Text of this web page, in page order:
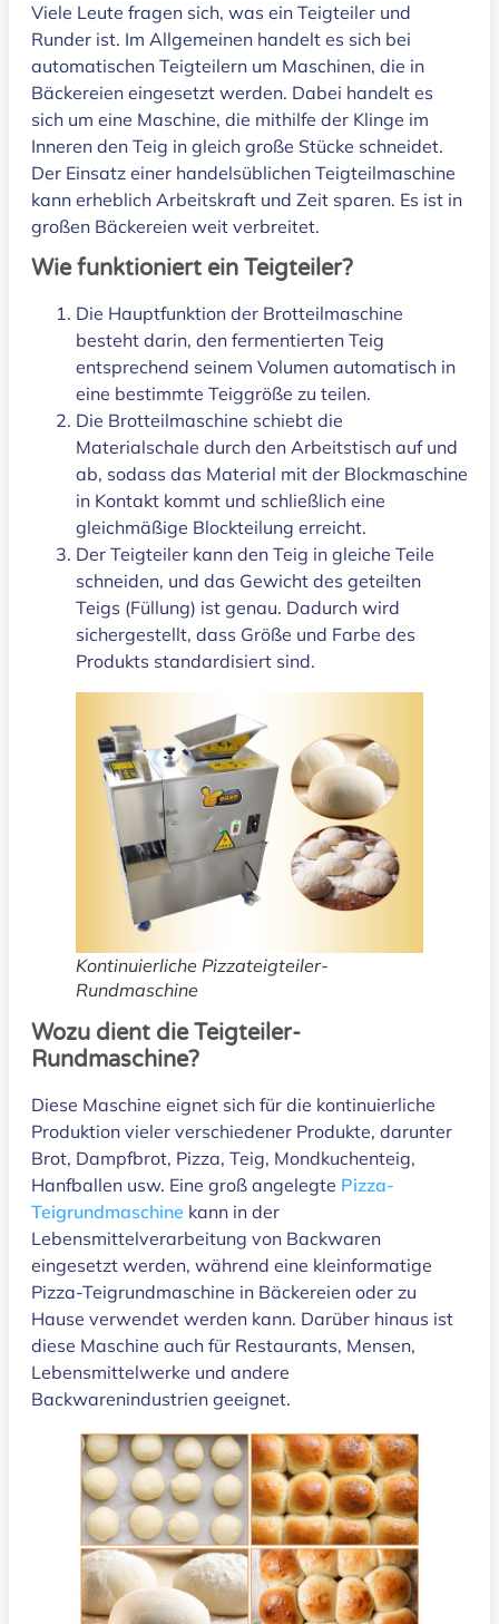
Viele Leute fragen sich, was ein Teigteiler und
Runder ist. Im Allgemeinen handelt es sich bei
automatischen Teigteilern um Maschinen, die in
Bäckereien eingesetzt werden. Dabei handelt es
sich um eine Maschine, die mithilfe der Klinge im
Inneren den Teig in gleich große Stücke schneidet.
Der Einsatz einer handelsüblichen Teigteilmaschine
kann erheblich Arbeitskraft und Zeit sparen. Es ist in
großen Bäckereien weit verbreitet.
Wie funktioniert ein Teigteiler?
Die Hauptfunktion der Brotteilmaschine
besteht darin, den fermentierten Teig
entsprechend seinem Volumen automatisch in
eine bestimmte Teiggröße zu teilen.
Die Brotteilmaschine schiebt die
Materialschale durch den Arbeitstisch auf und
ab, sodass das Material mit der Blockmaschine
in Kontakt kommt und schließlich eine
gleichmäßige Blockteilung erreicht.
Der Teigteiler kann den Teig in gleiche Teile
schneiden, und das Gewicht des geteilten
Teigs (Füllung) ist genau. Dadurch wird
sichergestellt, dass Größe und Farbe des
Produkts standardisiert sind.
Kontinuierliche Pizzateigteiler-
Rundmaschine
Wozu dient die Teigteiler-
Rundmaschine?
Diese Maschine eignet sich für die kontinuierliche
Produktion vieler verschiedener Produkte, darunter
Brot, Dampfbrot, Pizza, Teig, Mondkuchenteig,
Hanfballen usw. Eine groß angelegte Pizza-
Teigrundmaschine kann in der
Lebensmittelverarbeitung von Backwaren
eingesetzt werden, während eine kleinformatige
Pizza-Teigrundmaschine in Bäckereien oder zu
Hause verwendet werden kann. Darüber hinaus ist
diese Maschine auch für Restaurants, Mensen,
Lebensmittelwerke und andere
Backwarenindustrien geeignet.